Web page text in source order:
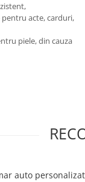
acte, carduri,
piele, din cauza
auto personalizat